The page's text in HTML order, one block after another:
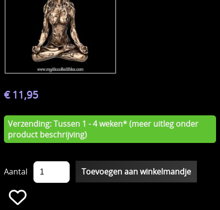
€ 11,95
Verzending: Tussen 1 - 4 weken* (meer uitleg onder
product beschrijving)
Aantal